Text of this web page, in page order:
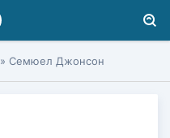
» Семюел Джонсон